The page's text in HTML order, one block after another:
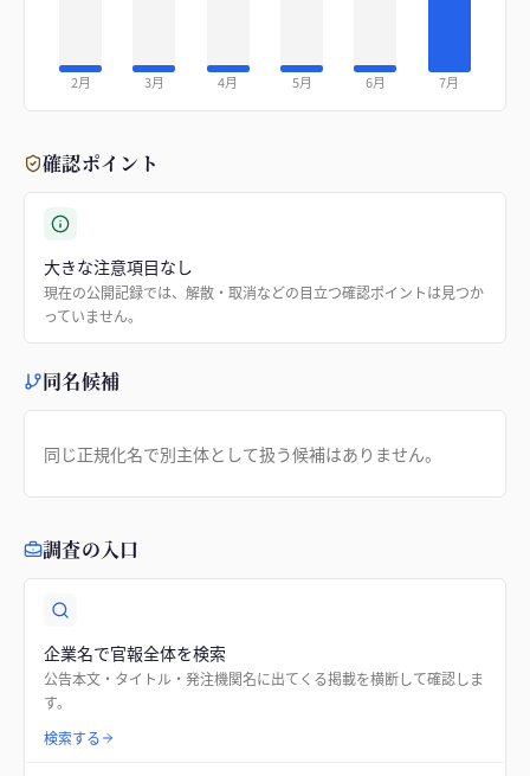
2月 3月 4月 5月 6月 7月
確認ポイント
大きな注意項目なし
現在の公開記録では、解散・取消などの目立つ確認ポイントは見つか
っていません。
同名候補
同じ正規化名で別主体として扱う候補はありません。
調査の入口
企業名で官報全体を検索
公告本文・タイトル・発注機関名に出てくる掲載を横断して確認しま
す。
検索する